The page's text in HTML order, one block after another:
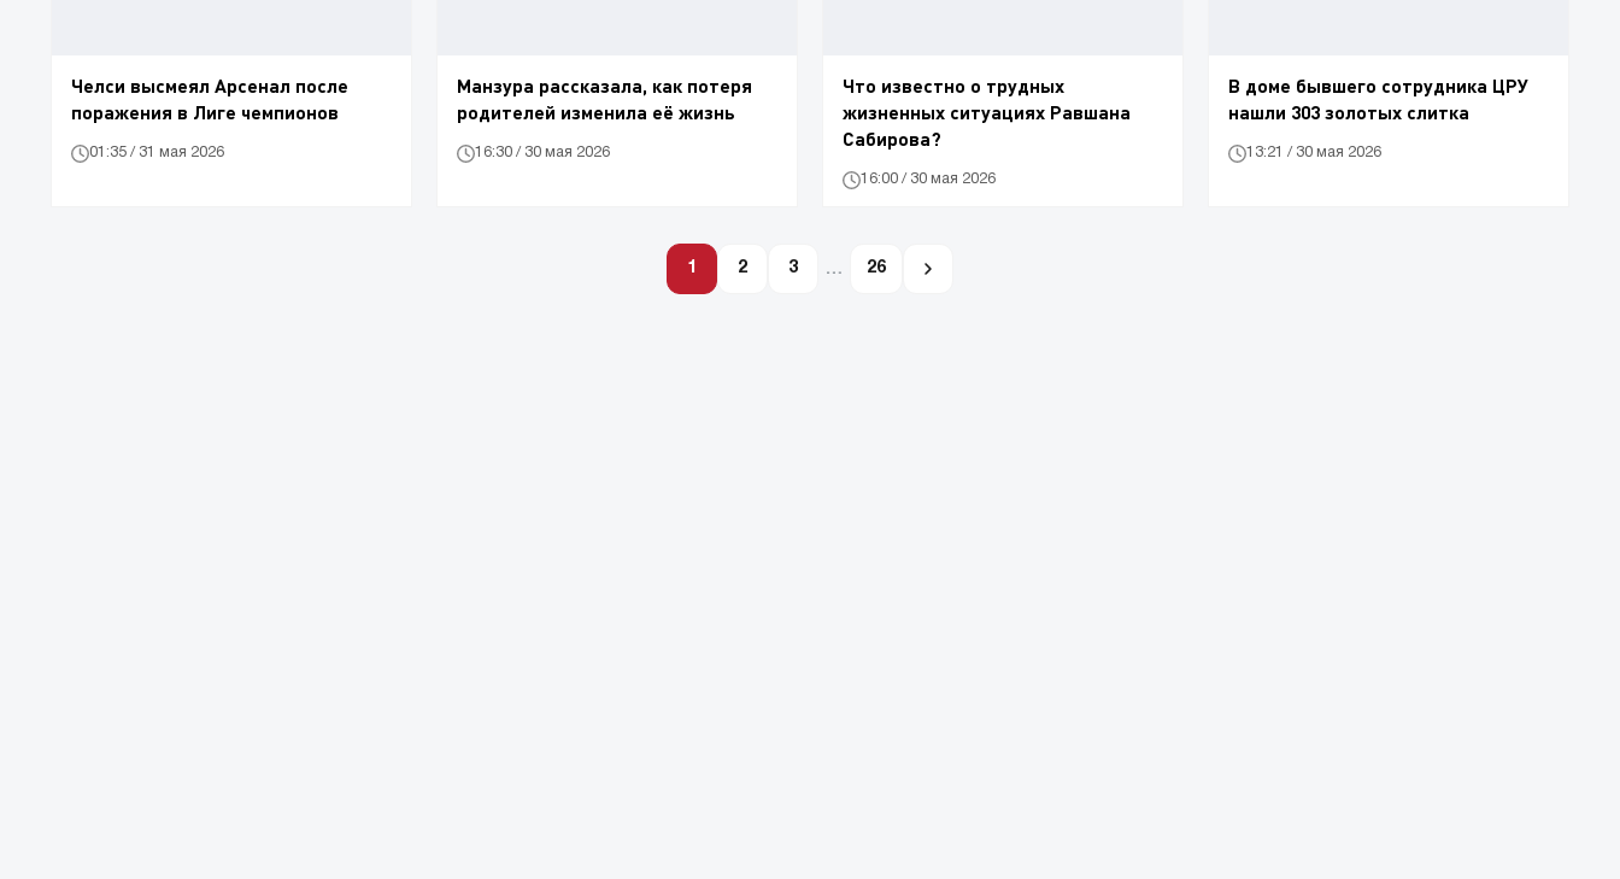
Челси высмеял Арсенал после
поражения в Лиге чемпионов
01:35 / 31 мая 2026
Манзура рассказала, как потеря
родителей изменила её жизнь
16:30 / 30 мая 2026
Что известно о трудных
жизненных ситуациях Равшана
Сабирова?
16:00 / 30 мая 2026
В доме бывшего сотрудника ЦРУ
нашли 303 золотых слитка
13:21 / 30 мая 2026
1 2 3 … 26